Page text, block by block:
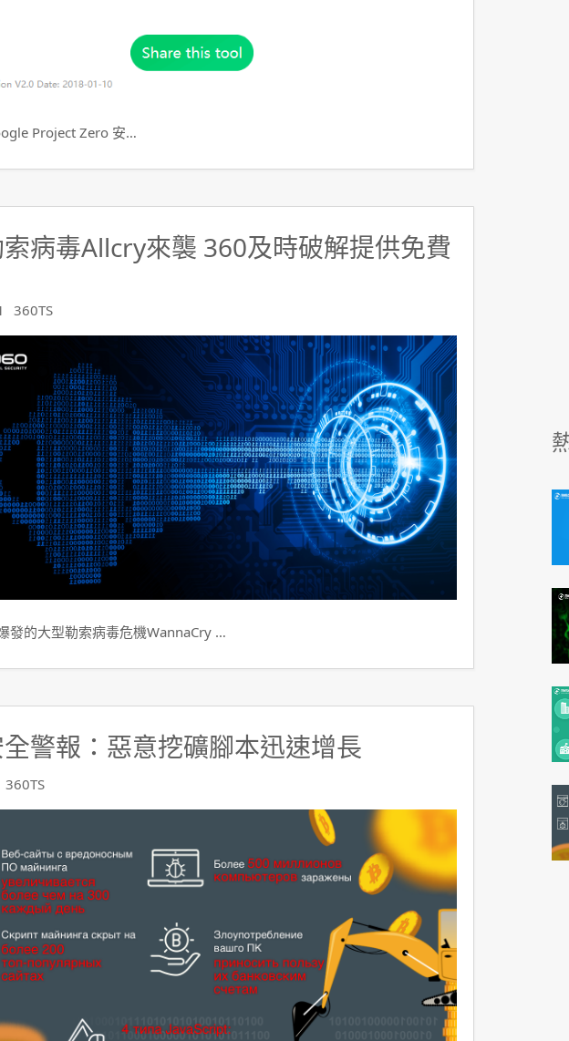
Project Zero 安…
病毒Allcry來襲 360及時破解提供免費
360TS
發的大型勒索病毒危機WannaCry …
警報：惡意挖礦腳本迅速增長
360TS